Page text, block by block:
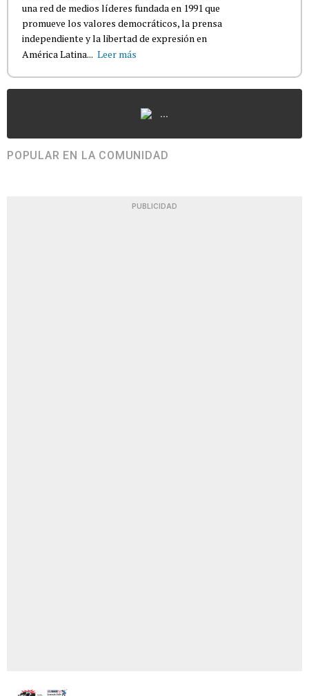
una red de medios líderes fundada en 1991 que
promueve los valores democráticos, la prensa
independiente y la libertad de expresión en
América Latina... Leer más
...
POPULAR EN LA COMUNIDAD
PUBLICIDAD